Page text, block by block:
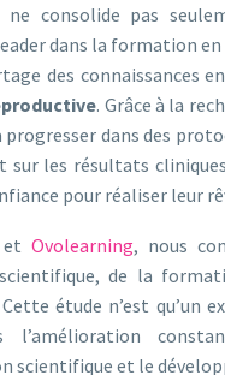
consolide pas
dans la formation
des connaissances
. Grâce à la
dans des
sur les résultats
pour réaliser leur
etOvolearning, nous
scientifique, de la
étude n’est qu’un
l’amélioration
scientifique et le